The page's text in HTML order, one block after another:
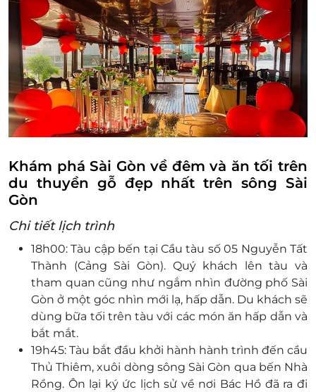
thay bằngcá chiên
1 nhóm đặt 1 thực đơn giống nhau
Dịch vụ không bao gồm: Chi phí cá nhân và chi
phí phát sinh khác
Chính sách trẻ em:
Trẻ em từ 1 - 4 tuổi (dưới 1m): Miễn phí lên
tàu, bố mẹ tự lo ăn cho bé
Trẻ em từ 4 - 9 tuổi (từ 1m - dưới 1.3m): Tính
tôm Tôm Càng, Cua,… trẻ em tính 70% giá vé
người lớn
Đối với Menu Âu trẻ em tính 70% giá vé
Trẻ em từ 10 tuổi trở lên (trên 1.3m): Tính
bằng giá vé người lớn
Điều kiện đặt & nhận dịch vụ
Đặt ít nhất 3 ngày trước ngày sử dụng dịch
vụ
Vui lòng đặt từ 02 khách trở lên
Hotline đặt vé & tư vấn (9h-20h): 1900 2065
Điều kiện lưu ý bắt buộc: Để đảm bảo quyền lợi
vui lòng liên hệ với chúng tôi để kiểm tra về tình
trạng chổ trống trên tàu, các khoản phụ thu
Khám phá Sài Gòn về đêm và ăn tối trên
du thuyền gỗ đẹp nhất trên sông Sài
Gòn
Chi tiết lịch trình
18h00: Tàu cập bến tại Cầu tàu số 05 Nguyễn Tất
Thành (Cảng Sài Gòn). Quý khách lên tàu và
tham quan cũng như ngắm nhìn đường phố Sài
Gòn ở một góc nhìn mới lạ, hấp dẫn. Du khách sẽ
dùng bữa tối trên tàu với các món ăn hấp dẫn và
bắt mắt.
19h45: Tàu bắt đầu khởi hành hành trình đến cầu
Thủ Thiêm, xuôi dòng sông Sài Gòn qua bến Nhà
Rồng. Ôn lại ký ức lịch sử về nơi Bác Hồ đã ra đi